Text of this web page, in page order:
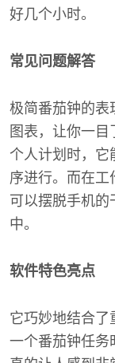
好几个小时。
常见问题解答
极简番茄钟的表
图表，让你一
个人计划时，它
序进行。而在工
可以摆脱手机
中。
软件特色亮点
它巧妙地结合了
一个番茄钟任务